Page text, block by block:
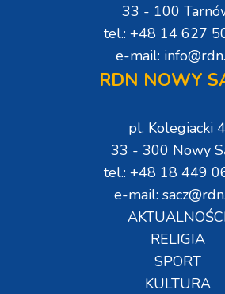
33 - 100
tel.: +48 14 627
e-mail:
RDN NOWY
pl. Kolegiacki 4
33 - 300 Nowy
tel.: +48 18 449
e-mail:
RELIGIA
SPORT
KULTURA